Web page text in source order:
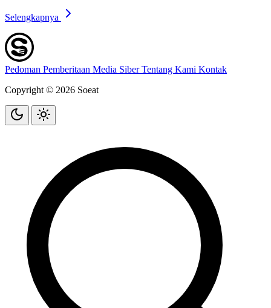
Selengkapnya
Pedoman Pemberitaan Media SiberTentang Kami Kontak
Copyright © 2026 Soeat